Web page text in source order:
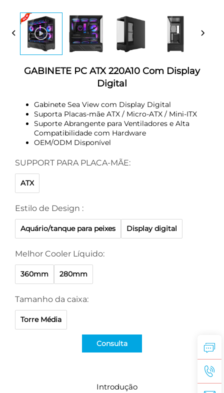
GABINETE PC ATX 220A10 Com Display
Digital
Gabinete Sea View com Display Digital
Suporta Placas-mãe ATX / Micro-ATX / Mini-ITX
Suporte Abrangente para Ventiladores e Alta
Compatibilidade com Hardware
OEM/ODM Disponível
SUPPORT PARA PLACA-MÃE:
ATX
Estilo de Design :
Aquário/tanque para peixes Display digital
Melhor Cooler Líquido:
360mm 280mm
Tamanho da caixa:
Torre Média
Consulta
Introdução